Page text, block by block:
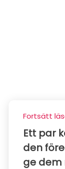
Fortsätt
Ett par
den
ge dem